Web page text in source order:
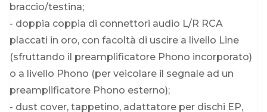
braccio/testina;
- doppia coppia di connettori audio L/R RCA
placcati in oro, con facoltà di uscire a livello Line
(sfruttando il preamplificatore Phono incorporato)
o a livello Phono (per veicolare il segnale ad un
preamplificatore Phono esterno);
- dust cover, tappetino, adattatore per dischi EP,